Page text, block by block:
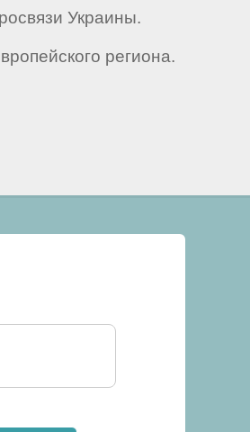
Украины.
региона.